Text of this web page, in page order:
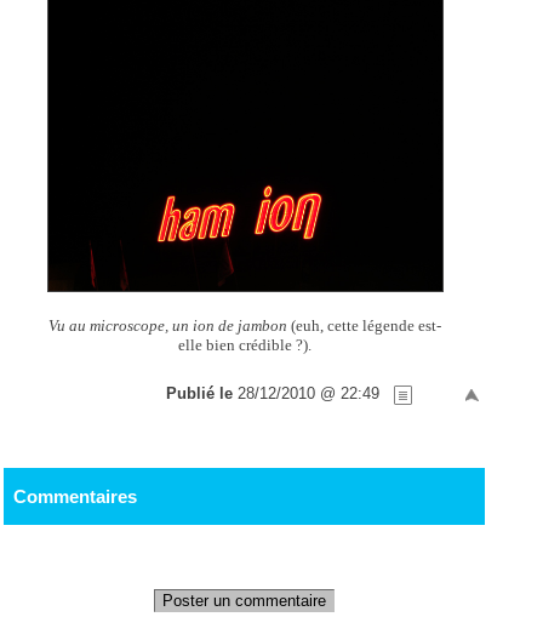
Vu au microscope, un ion de jambon (euh, cette légende est-
elle bien crédible ?).
Publié le 28/12/2010 @ 22:49
Commentaires
Poster un commentaire